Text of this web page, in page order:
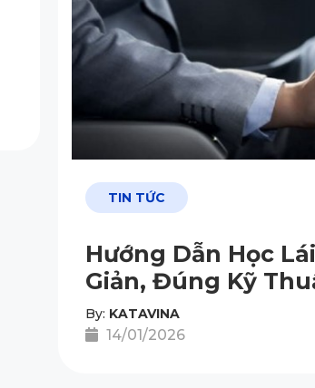
TIN TỨC
Hướng Dẫn Học
Giản, Đúng Kỹ
By: KATAVINA
14/01/2026